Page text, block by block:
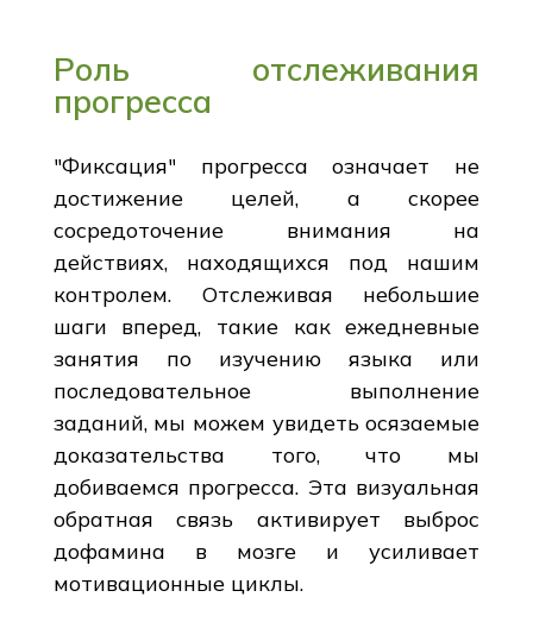
Роль отслеживания
прогресса
"Фиксация" прогресса означает не
достижение целей, а скорее
сосредоточение внимания на
действиях, находящихся под нашим
контролем. Отслеживая небольшие
шаги вперед, такие как ежедневные
занятия по изучению языка или
последовательное выполнение
заданий, мы можем увидеть осязаемые
доказательства того, что мы
добиваемся прогресса. Эта визуальная
обратная связь активирует выброс
дофамина в мозге и усиливает
мотивационные циклы.